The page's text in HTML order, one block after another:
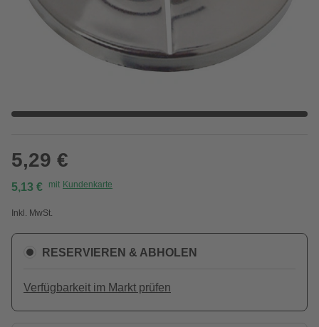
5,29 €
5,13 € mit Kundenkarte
Inkl. MwSt.
RESERVIEREN & ABHOLEN
Verfügbarkeit im Markt prüfen